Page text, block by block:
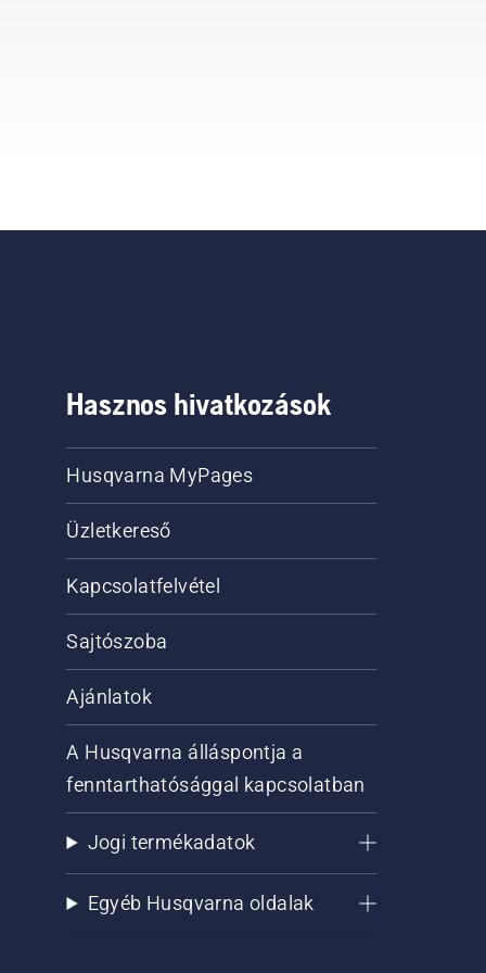
Hasznos hivatkozások
Husqvarna MyPages
Üzletkereső
Kapcsolatfelvétel
Sajtószoba
Ajánlatok
A Husqvarna álláspontja a
fenntarthatósággal kapcsolatban
Jogi termékadatok
Egyéb Husqvarna oldalak